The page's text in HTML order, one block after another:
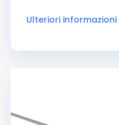
Ulteriori informazioni